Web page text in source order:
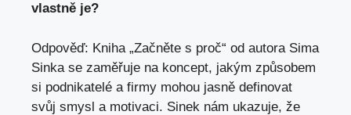
vlastně je?
Odpověď: Kniha „Začněte s proč“ od autora Sima
Sinka se zaměřuje na koncept, jakým způsobem
si podnikatelé a firmy mohou jasně definovat
svůj smysl a motivaci. Sinek nám ukazuje, že